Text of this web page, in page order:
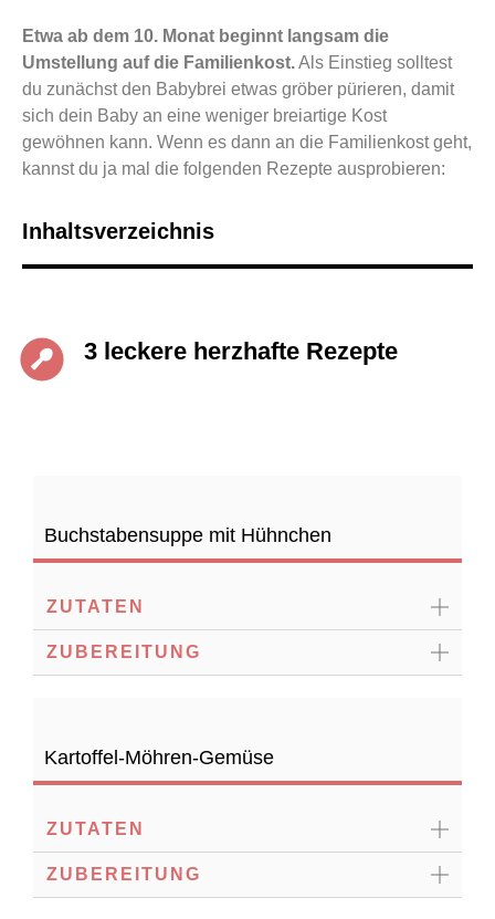
Etwa ab dem 10. Monat beginnt langsam die
Umstellung auf die Familienkost.Als Einstieg solltest
du zunächst den Babybrei etwas gröber pürieren, damit
sich dein Baby an eine weniger breiartige Kost
gewöhnen kann. Wenn es dann an die Familienkost geht,
kannst du ja mal die folgenden Rezepte ausprobieren:
Inhaltsverzeichnis
3 leckere herzhafte Rezepte ​
Buchstabensuppe mit Hühnchen
ZUTATEN
ZUBEREITUNG
Kartoffel-Möhren-Gemüse
ZUTATEN
ZUBEREITUNG